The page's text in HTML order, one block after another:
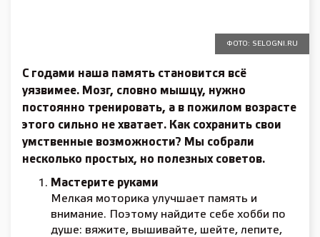
ФОТО: SELOGNI.RU
С годами наша память становится всё
уязвимее. Мозг, словно мышцу, нужно
постоянно тренировать, а в пожилом возрасте
этого сильно не хватает. Как сохранить свои
умственные возможности? Мы собрали
несколько простых, но полезных советов.
Мастерите руками
Мелкая моторика улучшает память и
внимание. Поэтому найдите себе хобби по
душе: вяжите, вышивайте, шейте, лепите,